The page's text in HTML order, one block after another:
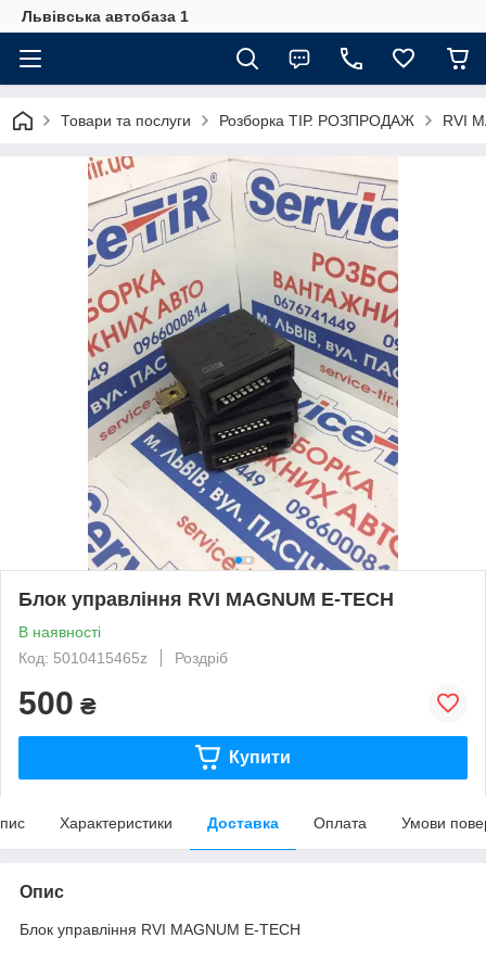
Львівська автобаза 1
Товари та послуги Розборка ТІР. РОЗПРОДАЖ RVI
Блок управління RVI MAGNUM E-TECH
В наявності
Код: 5010415465z
Роздріб
500 ₴
Купити
Характеристики Доставка Оплата Умови
Опис
Блок управління RVI MAGNUM E-TECH